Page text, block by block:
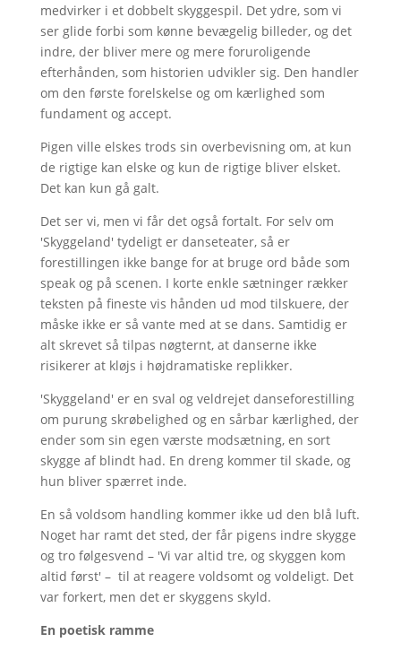
medvirker i et dobbelt skyggespil. Det ydre, som vi
ser glide forbi som kønne bevægelig billeder, og det
indre, der bliver mere og mere foruroligende
efterhånden, som historien udvikler sig. Den handler
om den første forelskelse og om kærlighed som
fundament og accept.
Pigen ville elskes trods sin overbevisning om, at kun
de rigtige kan elske og kun de rigtige bliver elsket.
Det kan kun gå galt.
Det ser vi, men vi får det også fortalt. For selv om
'Skyggeland' tydeligt er danseteater, så er
forestillingen ikke bange for at bruge ord både som
speak og på scenen. I korte enkle sætninger rækker
teksten på fineste vis hånden ud mod tilskuere, der
måske ikke er så vante med at se dans. Samtidig er
alt skrevet så tilpas nøgternt, at danserne ikke
risikerer at kløjs i højdramatiske replikker.
'Skyggeland' er en sval og veldrejet danseforestilling
om purung skrøbelighed og en sårbar kærlighed, der
ender som sin egen værste modsætning, en sort
skygge af blindt had. En dreng kommer til skade, og
hun bliver spærret inde.
En så voldsom handling kommer ikke ud den blå luft.
Noget har ramt det sted, der får pigens indre skygge
og tro følgesvend – 'Vi var altid tre, og skyggen kom
altid først' – til at reagere voldsomt og voldeligt. Det
var forkert, men det er skyggens skyld.
En poetisk ramme